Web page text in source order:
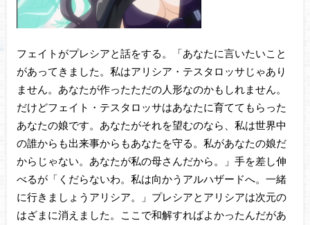
フェイトがプレシアと話をする。「あなたに言いたいこと
があってきました。私はアリシア・テスタロッサじゃあり
ません。あなたが作ったただの人形なのかもしれません。
だけどフェイト・テスタロッサはあなたに育ててもらった
あなたの娘です。あなたがそれを望むのなら、私は世界中
の誰からも出来事からもあなたを守る。私があなたの娘だ
からじゃない。あなたが私の母さんだから。」手を差し伸
べるが「くだらないわ。私は向かうアルハザードへ。一緒
に行きましょうアリシア。」プレシアとアリシアは次元の
はざまに消えました。ここで和解すればよかったんだがあ